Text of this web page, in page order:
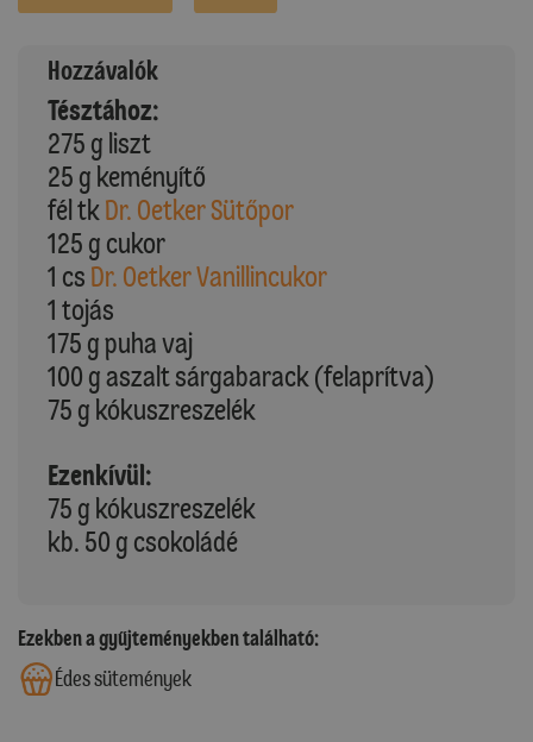
Hozzávalók
Tésztához:
275 g liszt
25 g keményítő
fél tk Dr. Oetker Sütőpor
125 g cukor
1 cs Dr. Oetker Vanillincukor
1 tojás
175 g puha vaj
100 g aszalt sárgabarack (felaprítva)
75 g kókuszreszelék
Ezenkívül:
75 g kókuszreszelék
kb. 50 g csokoládé
Ezekben a gyűjteményekben található:
Édes sütemények